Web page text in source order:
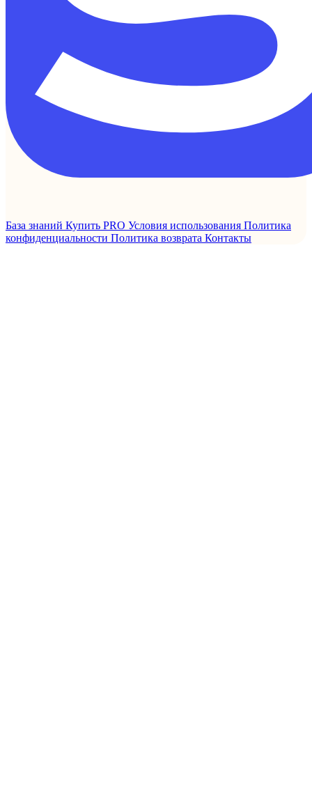
База знаний Купить PRO Условия использования Политика
конфиденциальности Политика возврата Контакты